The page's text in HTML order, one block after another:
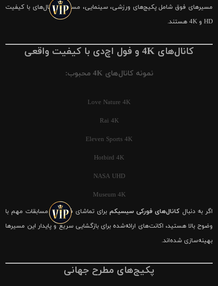
مسیرهای فوق شامل پکیج‌های ورزشی، سینمایی، مستند و کانال‌های با کیفیت
HD و 4K هستند.
کانال‌های 4K و فول اچ‌دی با کیفیت واقعی
نمونه کانال‌های 4K محبوب:
Love Nature 4K
Rai 4K
Eleven Sports 4K
Hotbird 4K
NASA UHD
Museum 4K
اگر به دنبال کانال‌های فورکی سیسیکمبرای تماشای فوتبال و مسابقات مهم با
وضوح بالا هستید، اکانت‌های ارائه‌شده برای بازگشایی سریع و پایدار این مسیرها
بهینه‌سازی شده‌اند.
پکیج‌های مطرح جهانی